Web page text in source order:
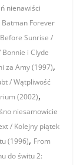
nienawiści
Batman Forever
Before Sunrise /
i Clyde
za Amy (1997),
/ Wątpliwość
(2002),
niesamowicie
/ Kolejny piątek
(1996), From
do świtu 2: